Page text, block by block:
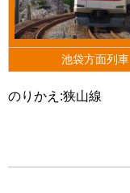
池袋方面列車
のりかえ:狭山線